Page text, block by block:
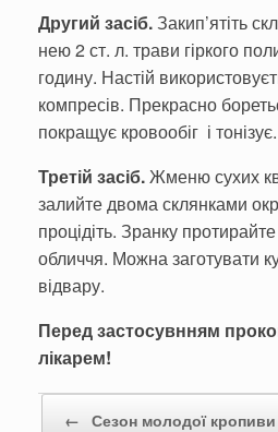
Другий засіб.Закип’ятіть
нею 2 ст. л. трави гіркого
годину. Настій
компресів. Прекрасно
покращує кровообіг і тонізує.
Третій засіб.Жменю сухих
залийте двома склянками
процідіть. Зранку
обличчя. Можна заготувати
відвару.
Перед застосувнням
лікарем!
← Сезон молодої